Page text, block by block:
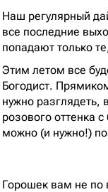
Наш регулярный
все последние
попадают только
Этим летом все
Богодист.
нужно разглядеть,
розового оттенка
можно (и нужно!)
Горошек вам не по